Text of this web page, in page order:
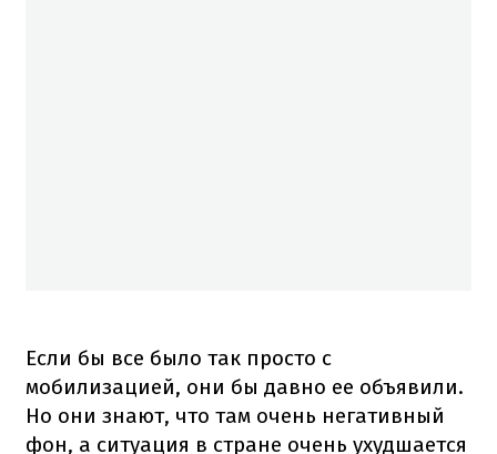
Если бы все было так просто с
мобилизацией, они бы давно ее объявили.
Но они знают, что там очень негативный
фон, а ситуация в стране очень ухудшается